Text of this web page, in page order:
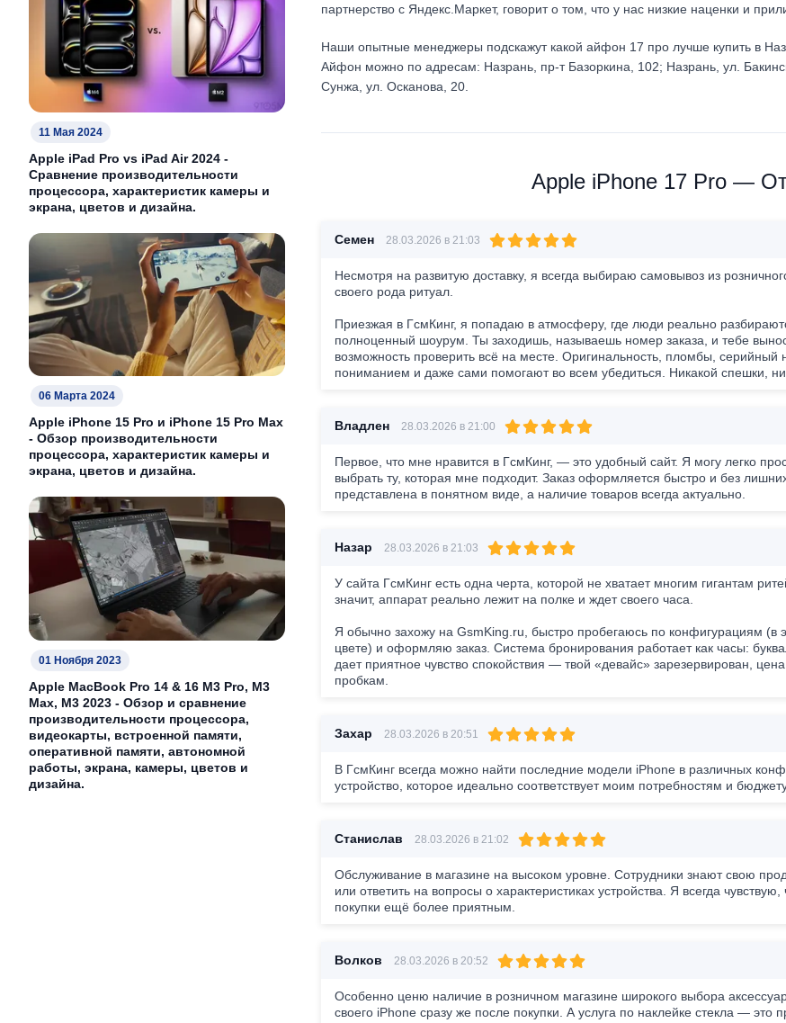
11 Мая 2024
Apple iPad Pro vs iPad Air 2024 -
Сравнение производительности
процессора, характеристик камеры и
экрана, цветов и дизайна.
06 Марта 2024
Apple iPhone 15 Pro и iPhone 15 Pro Max
- Обзор производительности
процессора, характеристик камеры и
экрана, цветов и дизайна.
01 Ноября 2023
Apple MacBook Pro 14 & 16 M3 Pro, M3
Max, M3 2023 - Обзор и сравнение
производительности процессора,
видеокарты, встроенной памяти,
оперативной памяти, автономной
работы, экрана, камеры, цветов и
дизайна.
партнерство с Яндекс.Маркет, говорит о том, что у нас низкие наценки и
Наши опытные менеджеры подскажут какой айфон 17 про лучше купить в
Айфон можно по адресам: Назрань, пр-т Базоркина, 102; Назрань, ул.
Сунжа, ул. Осканова, 20.
Apple iPhone 17 Pro —
Семен 28.03.2026 в 21:03
Несмотря на развитую доставку, я всегда выбираю самовывоз из
своего рода ритуал.
Приезжая в ГсмКинг, я попадаю в атмосферу, где люди реально
полноценный шоурум. Ты заходишь, называешь номер заказа, и тебе
возможность проверить всё на месте. Оригинальность, пломбы,
пониманием и даже сами помогают во всем убедиться. Никакой спешки,
Владлен 28.03.2026 в 21:00
Первое, что мне нравится в ГсмКинг, — это удобный сайт. Я могу легко
выбрать ту, которая мне подходит. Заказ оформляется быстро и без
представлена в понятном виде, а наличие товаров всегда актуально.
Назар 28.03.2026 в 21:03
У сайта ГсмКинг есть одна черта, которой не хватает многим гигантам
значит, аппарат реально лежит на полке и ждет своего часа.
Я обычно захожу на GsmKing.ru, быстро пробегаюсь по конфигурациям (в
цвете) и оформляю заказ. Система бронирования работает как часы:
дает приятное чувство спокойствия — твой «девайс» зарезервирован,
пробкам.
Захар 28.03.2026 в 20:51
В ГсмКинг всегда можно найти последние модели iPhone в различных
устройство, которое идеально соответствует моим потребностям и
Станислав 28.03.2026 в 21:02
Обслуживание в магазине на высоком уровне. Сотрудники знают свою
или ответить на вопросы о характеристиках устройства. Я всегда
покупки ещё более приятным.
Волков 28.03.2026 в 20:52
Особенно ценю наличие в розничном магазине широкого выбора
своего iPhone сразу же после покупки. А услуга по наклейке стекла — это